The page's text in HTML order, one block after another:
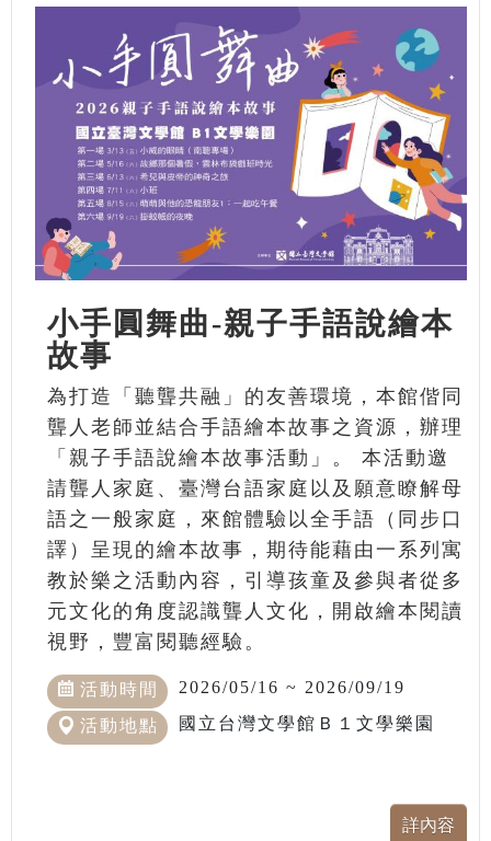
小手圓舞曲-親子手語說繪本
故事
為打造「聽聾共融」的友善環境，本館偕同
聾人老師並結合手語繪本故事之資源，辦理
「親子手語說繪本故事活動」。 本活動邀
請聾人家庭、臺灣台語家庭以及願意瞭解母
語之一般家庭，來館體驗以全手語（同步口
譯）呈現的繪本故事，期待能藉由一系列寓
教於樂之活動內容，引導孩童及參與者從多
元文化的角度認識聾人文化，開啟繪本閱讀
視野，豐富閱聽經驗。
活動時間 2026/05/16 ~ 2026/09/19
活動地點 國立台灣文學館Ｂ１文學樂園